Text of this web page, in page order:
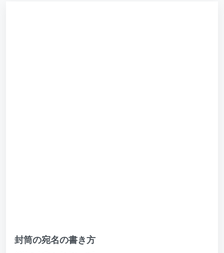
封筒の宛名の書き方